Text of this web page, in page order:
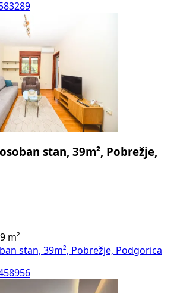
stan, 39m², Pobrežje,
m²
stan, 39m², Pobrežje, Podgorica